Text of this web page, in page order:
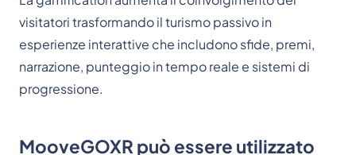
visitatori trasformando il turismo passivo in
esperienze interattive che includono sfide, premi,
narrazione, punteggio in tempo reale e sistemi di
progressione.
MooveGOXR può essere utilizzato